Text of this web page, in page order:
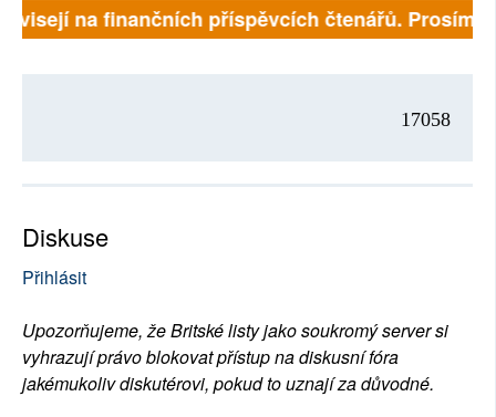
na finančních příspěvcích čtenářů. Prosíme,
17058
Diskuse
Přihlásit
Upozorňujeme, že Britské listy jako soukromý server si
vyhrazují právo blokovat přístup na diskusní fóra
jakémukoliv diskutérovi, pokud to uznají za důvodné.